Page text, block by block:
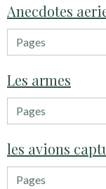
Anecdotes
Les armes
les avions